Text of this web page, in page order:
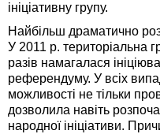
ініціативну групу.
Найбільш драматично
У 2011 р. територіальна
разів намагалася
референдуму. У всіх
можливості не тільки
дозволила навіть
народної ініціативи.